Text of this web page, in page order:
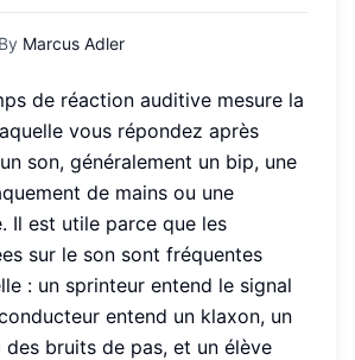
Marcus Adler
de réaction auditive mesure la
vous répondez après
son, généralement un bip, une
de mains ou une
Il est utile parce que les
sur le son sont fréquentes
: un sprinteur entend le signal
entend un klaxon, un
des bruits de pas, et un élève